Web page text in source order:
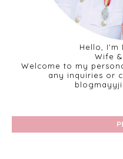
Hello, I'm
Wife
Welcome to my
any inquiries or